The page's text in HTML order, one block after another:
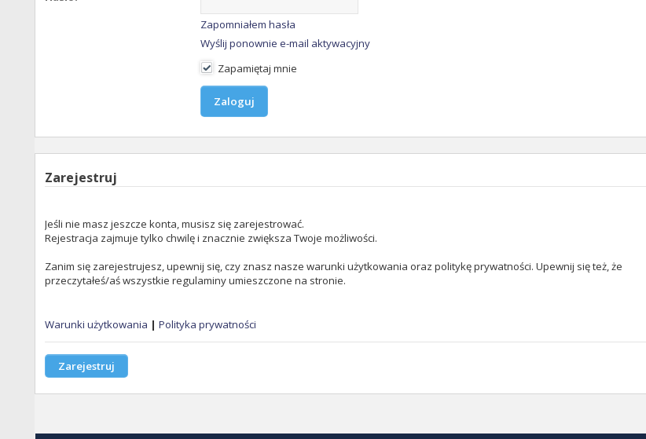
Zapomniałem hasła
Wyślij ponownie e-mail aktywacyjny
Zapamiętaj mnie
Zarejestruj
Jeśli nie masz jeszcze konta, musisz się zarejestrować.
Rejestracja zajmuje tylko chwilę i znacznie zwiększa Twoje możliwości.
Zanim się zarejestrujesz, upewnij się, czy znasz nasze warunki użytkowania oraz politykę prywatności. Upewnij się też, że
przeczytałeś/aś wszystkie regulaminy umieszczone na stronie.
Warunki użytkowania | Polityka prywatności
Zarejestruj